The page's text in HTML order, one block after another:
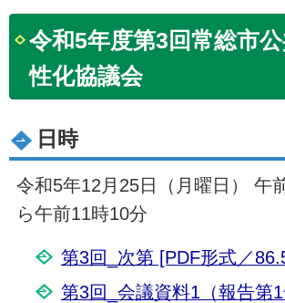
令和5年度第3回常総市
性化協議会
日時
令和5年12月25日（月曜日） 午
ら午前11時10分
第3回_次第 [PDF形式／
第3回_会議資料1（報告第1